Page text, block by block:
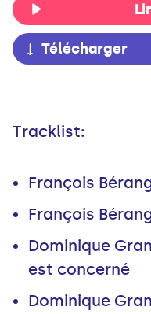
Télécharger
Tracklist:
François
François
Dominique
est concerné
Dominique